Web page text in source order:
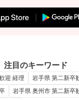
注目のキーワード
迎 経理
岩手県 第二新卒
岩手県 奥州市 第二新卒